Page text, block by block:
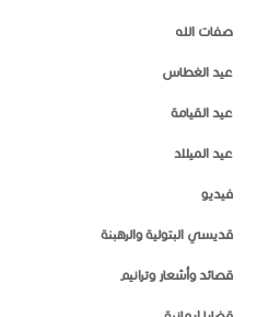
صفات الله
عيد الغطاس
عيد القيامة
عيد الميلاد
فيديو
قديسي البتولية والرهبنة
قصائد وأشعار وترانيم